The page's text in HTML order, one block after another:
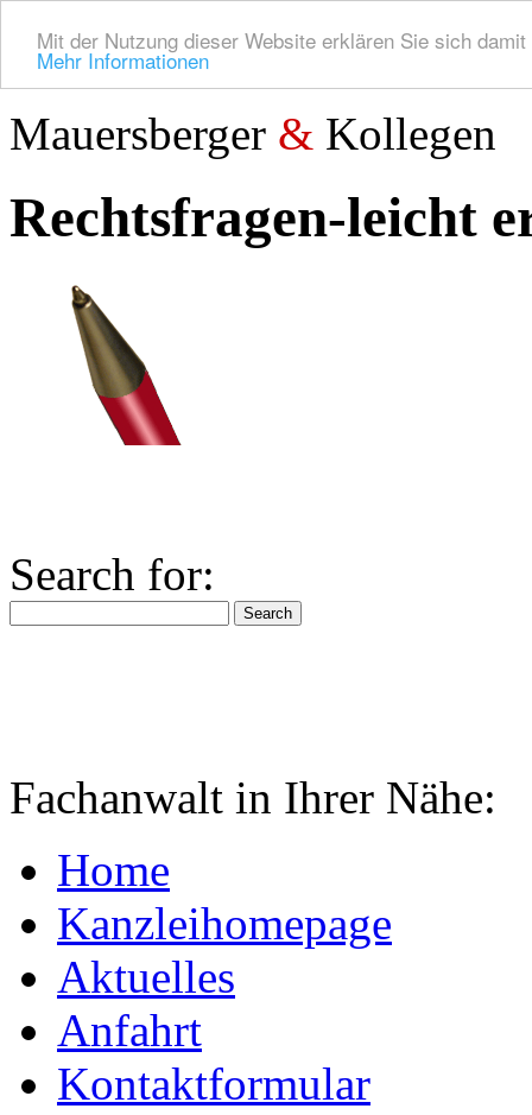
Mit der Nutzung dieser Website erklären Sie sich
Mehr Informationen
Mauersberger & Kollegen
Rechtsfragen-leicht
Search for:
Fachanwalt in Ihrer Nähe:
Home
Kanzleihomepage
Aktuelles
Anfahrt
Kontaktformular